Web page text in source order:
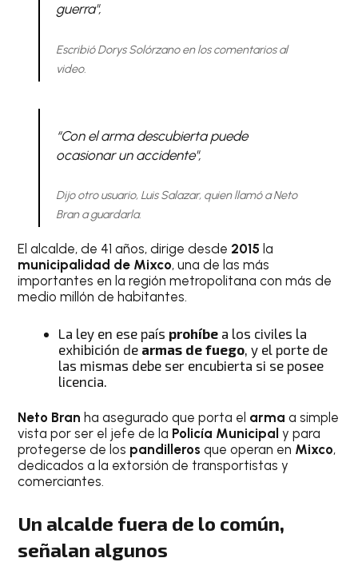
guerra",
Escribió Dorys Solórzano en los comentarios al
video.
“Con el arma descubierta puede
ocasionar un accidente",
Dijo otro usuario, Luis Salazar, quien llamó a Neto
Bran a guardarla.
El alcalde, de 41 años, dirige desde 2015 la
municipalidad de Mixco, una de las más
importantes en la región metropolitana con más de
medio millón de habitantes.
La ley en ese país prohíbe a los civiles la
exhibición de armas de fuego , y el porte de
las mismas debe ser encubierta si se posee
licencia.
Neto Bran ha asegurado que porta el armaa simple
vista por ser el jefe de la Policía Municipaly para
protegerse de los pandillerosque operan en Mixco,
dedicados a la extorsión de transportistas y
comerciantes.
Un alcalde fuera de lo común,
señalan algunos